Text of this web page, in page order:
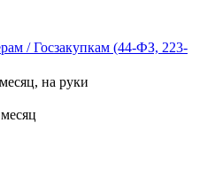
/ Госзакупкам (44-ФЗ, 223-
на руки